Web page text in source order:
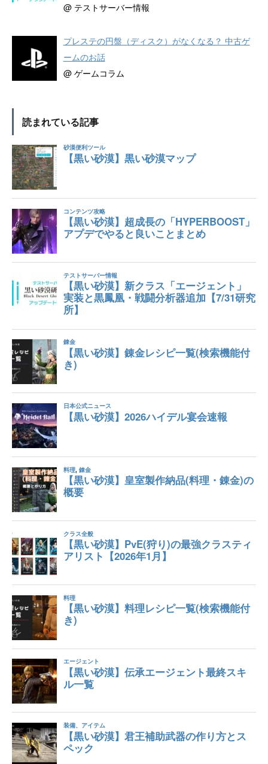
@ テストサーバー情報
プレステの円盤（ディスク）がなくなる？ 中古ゲ
ームのお話
@ ゲームコラム
読まれている記事